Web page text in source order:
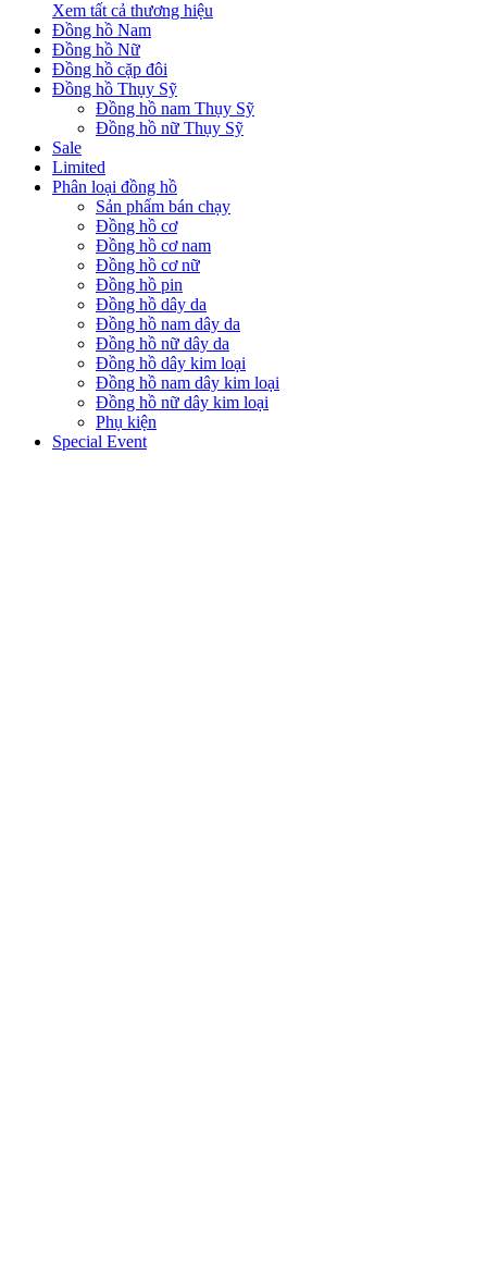
Xem tất cả thương hiệu
Đồng hồ Nam
Đồng hồ Nữ
Đồng hồ cặp đôi
Đồng hồ Thụy Sỹ
Đồng hồ nam Thụy Sỹ
Đồng hồ nữ Thụy Sỹ
Sale
Limited
Phân loại đồng hồ
Sản phẩm bán chạy
Đồng hồ cơ
Đồng hồ cơ nam
Đồng hồ cơ nữ
Đồng hồ pin
Đồng hồ dây da
Đồng hồ nam dây da
Đồng hồ nữ dây da
Đồng hồ dây kim loại
Đồng hồ nam dây kim loại
Đồng hồ nữ dây kim loại
Phụ kiện
Special Event